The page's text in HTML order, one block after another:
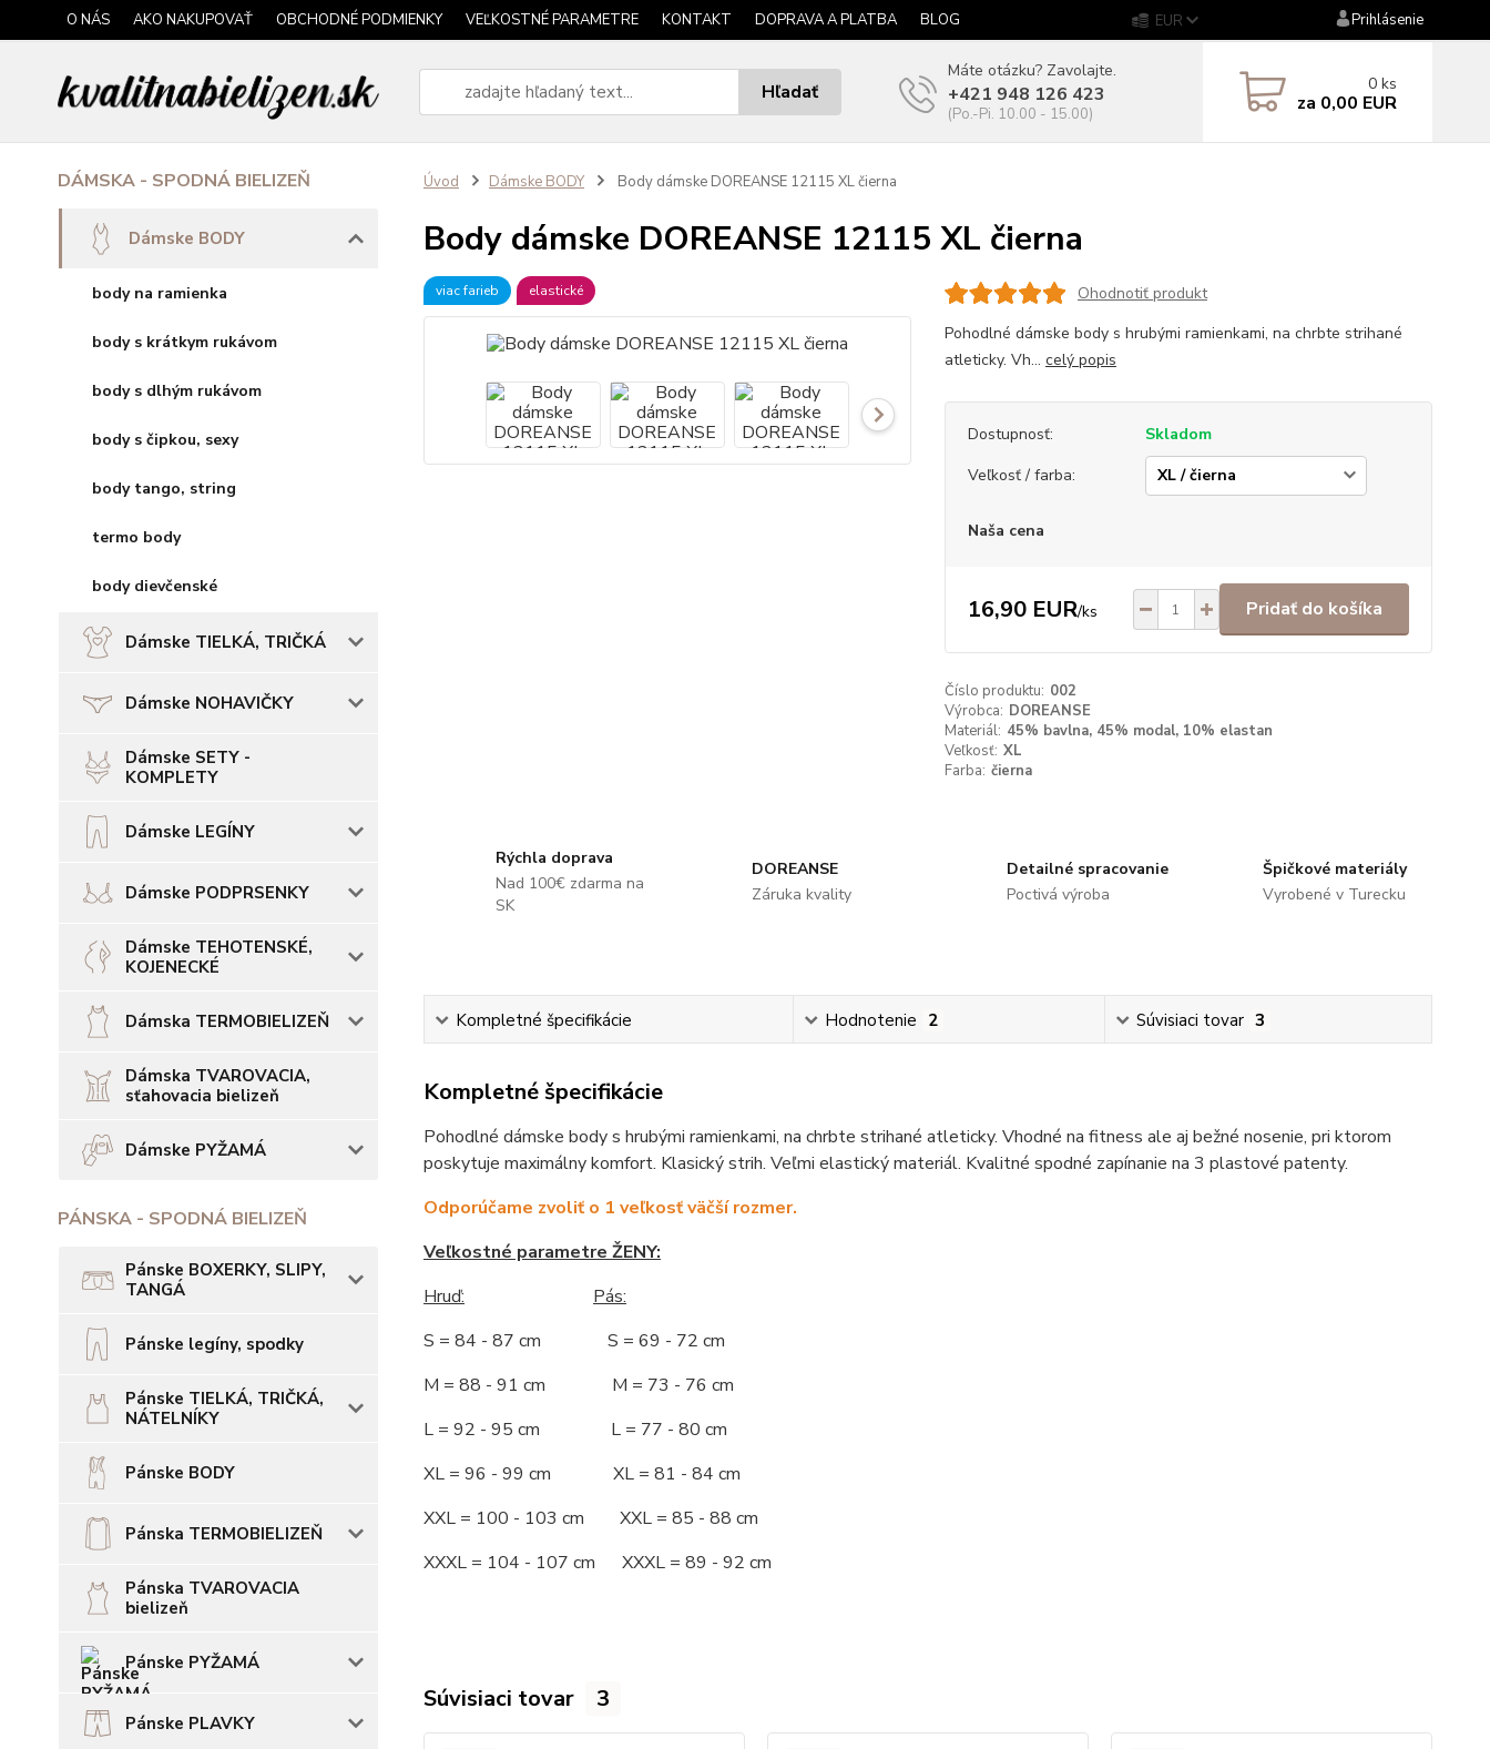
O NÁS AKO NAKUPOVAŤ OBCHODNÉ PODMIENKY VEĽKOSTNÉ PARAMETRE KONTAKT DOPRAVA A PLATBA BLOG EUR Prihlásenie
Hľadať
Máte otázku? Zavolajte.
+421 948 126 423
(Po.-Pi. 10.00 - 15.00)
0 ks
za 0,00 EUR
DÁMSKA - SPODNÁ BIELIZEŇ
Dámske BODY
body na ramienka
body s krátkym rukávom
body s dlhým rukávom
body s čipkou, sexy
body tango, string
termo body
body dievčenské
Dámske TIELKÁ, TRIČKÁ
Dámske NOHAVIČKY
Dámske SETY -
KOMPLETY
Dámske LEGÍNY
Dámske PODPRSENKY
Dámske TEHOTENSKÉ,
KOJENECKÉ
Dámska TERMOBIELIZEŇ
Dámska TVAROVACIA,
sťahovacia bielizeň
Dámske PYŽAMÁ
PÁNSKA - SPODNÁ BIELIZEŇ
Pánske BOXERKY, SLIPY,
TANGÁ
Pánske legíny, spodky
Pánske TIELKÁ, TRIČKÁ,
NÁTELNÍKY
Pánske BODY
Pánska TERMOBIELIZEŇ
Pánska TVAROVACIA
bielizeň
Pánske PYŽAMÁ
Pánske PLAVKY
Úvod Dámske BODY Body dámske DOREANSE 12115 XL čierna
Body dámske DOREANSE 12115 XL čierna
viac farieb elastické
Ohodnotiť produkt
Pohodlné dámske body s hrubými ramienkami, na chrbte strihané
atleticky. Vh... celý popis
Dostupnosť:
Skladom
Veľkosť / farba:
Naša cena
16,90 EUR/ks Pridať do košíka
Číslo produktu: 002
Výrobca: DOREANSE
Materiál: 45% bavlna, 45% modal, 10% elastan
Veľkosť: XL
Farba: čierna
Rýchla doprava
Nad 100€ zdarma na
SK
DOREANSE
Záruka kvality
Detailné spracovanie
Poctivá výroba
Špičkové materiály
Vyrobené v Turecku
Kompletné špecifikácie Hodnotenie 2 Súvisiaci tovar 3
Kompletné špecifikácie
Pohodlné dámske body s hrubými ramienkami, na chrbte strihané atleticky. Vhodné na fitness ale aj bežné nosenie, pri ktorom
poskytuje maximálny komfort. Klasický strih. Veľmi elastický materiál. Kvalitné spodné zapínanie na 3 plastové patenty.
Odporúčame zvoliť o 1 veľkosť väčší rozmer.
Veľkostné parametre ŽENY:
Hruď:
Pás:
S = 84 - 87 cm S = 69 - 72 cm
M = 88 - 91 cm M = 73 - 76 cm
L = 92 - 95 cm L = 77 - 80 cm
XL = 96 - 99 cm XL = 81 - 84 cm
XXL = 100 - 103 cm XXL = 85 - 88 cm
XXXL = 104 - 107 cm XXXL = 89 - 92 cm
Súvisiaci tovar 3